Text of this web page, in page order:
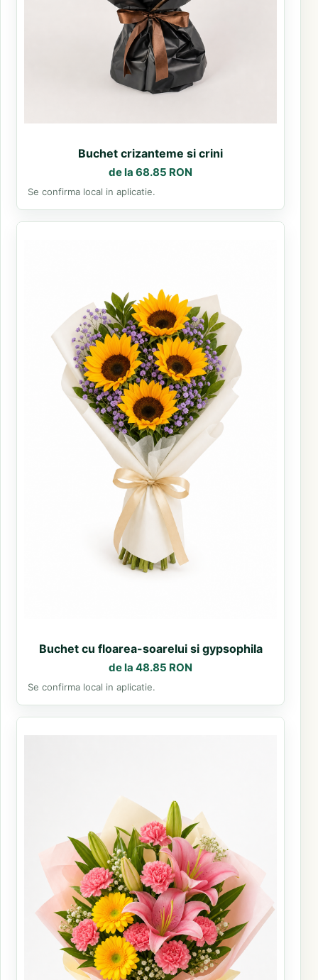
Buchet crizanteme si crini
de la 68.85 RON
Se confirma local in aplicatie.
Buchet cu floarea-soarelui si gypsophila
de la 48.85 RON
Se confirma local in aplicatie.